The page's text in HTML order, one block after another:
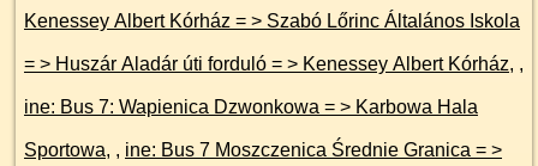
Kenessey Albert Kórház = > Szabó Lőrinc Általános Iskola
= > Huszár Aladár úti forduló = > Kenessey Albert Kórház, ,
ine: Bus 7: Wapienica Dzwonkowa = > Karbowa Hala
Sportowa, , ine: Bus 7 Moszczenica Średnie Granica = >